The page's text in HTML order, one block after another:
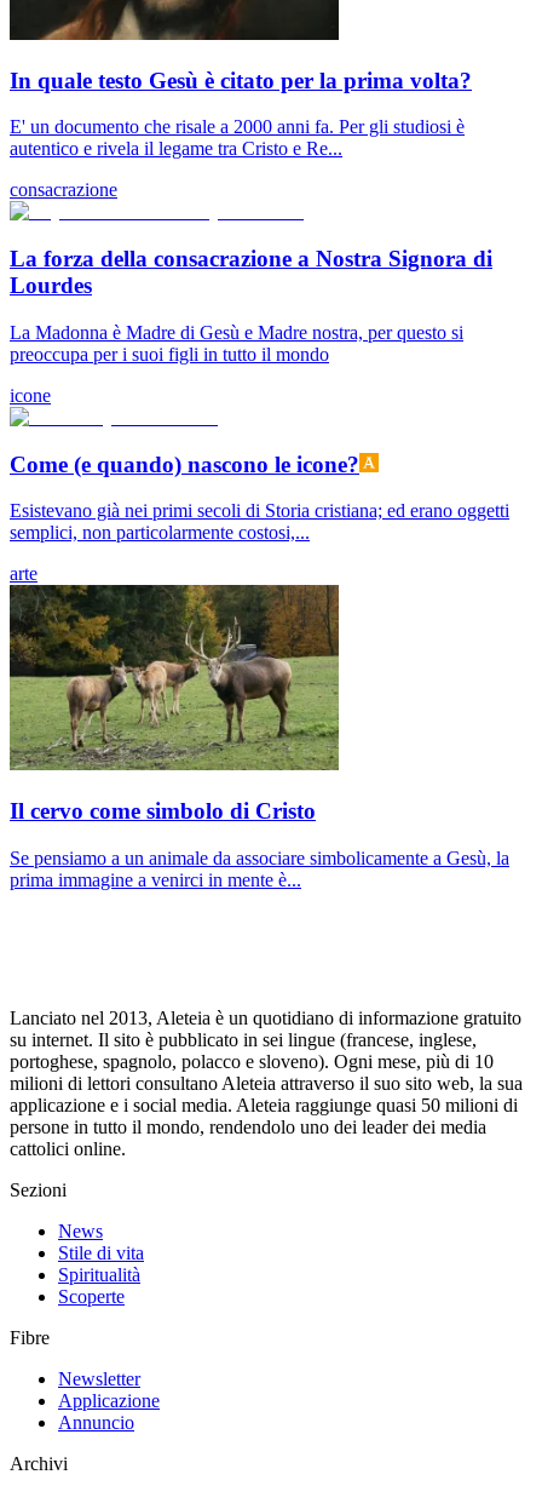
In quale testo Gesù è citato per la prima volta?
E' un documento che risale a 2000 anni fa. Per gli studiosi è
autentico e rivela il legame tra Cristo e Re...
consacrazione
La forza della consacrazione a Nostra Signora di
Lourdes
La Madonna è Madre di Gesù e Madre nostra, per questo si
preoccupa per i suoi figli in tutto il mondo
icone
Come (e quando) nascono le icone?
Esistevano già nei primi secoli di Storia cristiana; ed erano oggetti
semplici, non particolarmente costosi,...
arte
Il cervo come simbolo di Cristo
Se pensiamo a un animale da associare simbolicamente a Gesù, la
prima immagine a venirci in mente è...
Lanciato nel 2013, Aleteia è un quotidiano di informazione gratuito
su internet. Il sito è pubblicato in sei lingue (francese, inglese,
portoghese, spagnolo, polacco e sloveno). Ogni mese, più di 10
milioni di lettori consultano Aleteia attraverso il suo sito web, la sua
applicazione e i social media. Aleteia raggiunge quasi 50 milioni di
persone in tutto il mondo, rendendolo uno dei leader dei media
cattolici online.
Sezioni
News
Stile di vita
Spiritualità
Scoperte
Fibre
Newsletter
Applicazione
Annuncio
Archivi